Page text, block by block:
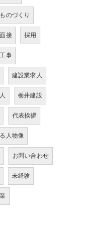
ものづくり
面接 採用
事
建設業求人
栃井建設
代表挨拶
人物像
お問い合わせ
未経験